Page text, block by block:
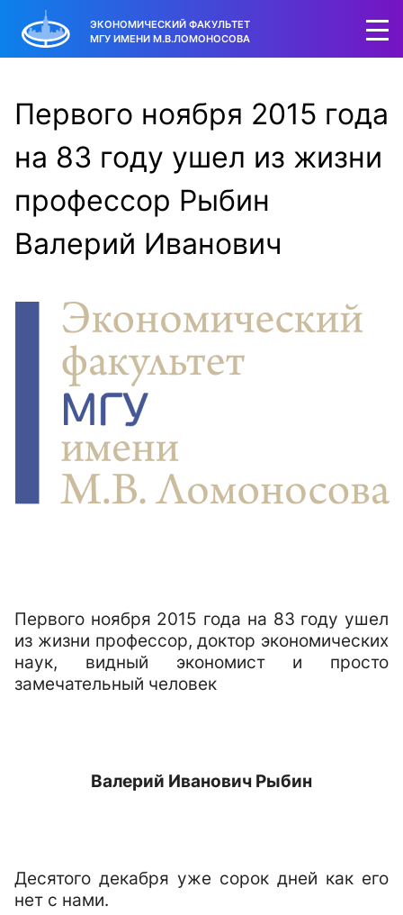
ЭКОНОМИЧЕСКИЙ ФАКУЛЬТЕТ
МГУ ИМЕНИ М.В.ЛОМОНОСОВА
Первого ноября 2015 года
на 83 году ушел из жизни
профессор Рыбин
Валерий Иванович
Первого ноября 2015 года на 83 году ушел
из жизни профессор, доктор экономических
наук, видный экономист и просто
замечательный человек
Валерий Иванович Рыбин
Десятого декабря уже сорок дней как его
нет с нами.